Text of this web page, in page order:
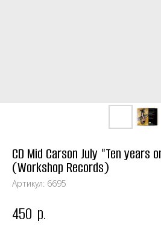
CD Mid Carson July "Ten years
(Workshop Records)
Артикул: 6695
450 р.